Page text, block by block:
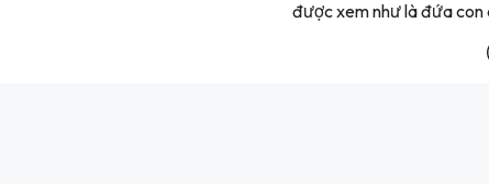
được xem như là đứa con